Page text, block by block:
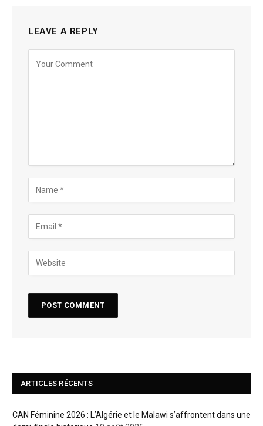
LEAVE A REPLY
ARTICLES RÉCENTS
CAN Féminine 2026 : L’Algérie et le Malawi s’affrontent dans une